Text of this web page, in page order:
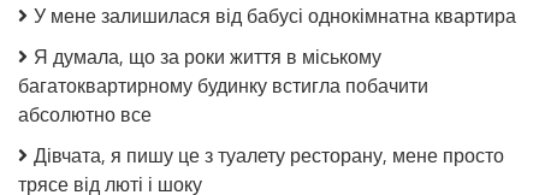
У мене залишилася від бабусі однокімнатна квартира
Я думала, що за роки життя в міському
багатоквартирному будинку встигла побачити
абсолютно все
Дівчата, я пишу це з туалету ресторану, мене просто
трясе від люті і шоку